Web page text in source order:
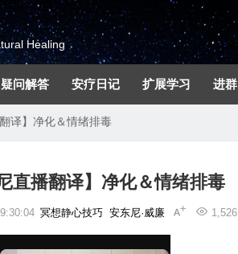
Healing
疑问解答 安疗日记 扩展学习 进群
译】净化＆情绪排毒
直播翻译】净化＆情绪排毒
冥想静心技巧 安东尼·威廉 1,526